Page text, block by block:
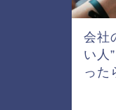
会社
い人
った